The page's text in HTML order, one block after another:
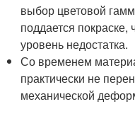
выбор цветовой
поддается
уровень недостатка.
Со временем
практически не
механической